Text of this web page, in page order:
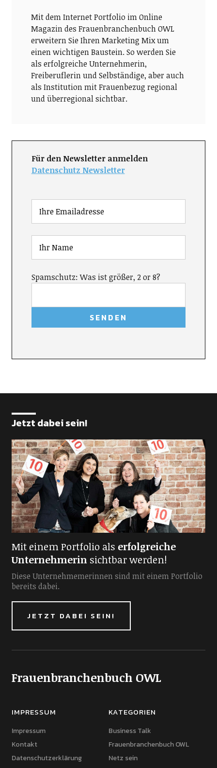
Mit dem Internet Portfolio im Online
Magazin des Frauenbranchenbuch OWL
erweitern Sie Ihren Marketing Mix um
einen wichtigen Baustein. So werden Sie
als erfolgreiche Unternehmerin,
Freiberuflerin und Selbständige, aber auch
als Institution mit Frauenbezug regional
und überregional sichtbar.
Für den Newsletter anmelden
Datenschutz Newsletter
Spamschutz: Was ist größer, 2 or 8?
Jetzt dabei sein!
Mit einem Portfolio als erfolgreiche
Unternehmerinsichtbar werden!
Diese Unternehmemerinnen sind mit einem Portfolio
bereits dabei.
JETZT DABEI SEIN!
Frauenbranchenbuch OWL
IMPRESSUM
Impressum
Kontakt
Datenschutzerklärung
KATEGORIEN
Business Talk
Frauenbranchenbuch OWL
Netz sein